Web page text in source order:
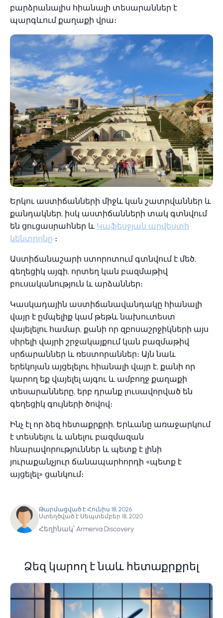
բարձրանալիս հիանալի տեսարաններ է
պարգևում քաղաքի վրա։
Երկու աստիճանների միջև կան շատրվաններ և
քանդակներ, իսկ աստիճանների տակ գտնվում
են ցուցասրահներ և Կաֆեսջյան արվեստի
կենտրոնը ։
Աստիճանաշարի ստորոտում գտնվում է մեծ,
գեղեցիկ այգի, որտեղ կան բազմաթիվ
բուսականություն և արձաններ։
Կասկադային աստիճանավանդակը հիանալի
վայր է ըմպելիք կամ թեթև նախուտեստ
վայելելու համար, քանի որ զբոսաշրջիկների այս
սիրելի վայրի շրջակայքում կան բազմաթիվ
սրճարաններ և ռեստորաններ։ Այն նաև
երեկոյան այցելելու հիանալի վայր է, քանի որ
կարող եք վայելել այգու և ամբողջ քաղաքի
տեսարանները, երբ դրանք լուսավորված են
գեղեցիկ գույների ծովով։
Ինչ էլ որ ձեզ հետաքրքրի, Երևանը առաջարկում
է տեսնելու և անելու բազմազան
հնարավորություններ և պետք է լինի
յուրաքանչյուր ճանապարհորդի «պետք է
այցելել» ցանկում։
Ստեղծված է Սեպտեմբեր 18, 2020
Թարմացված է Հունիս 18, 2026
Հեղինակ՝ Armenia Discovery
Ձեզ կարող է նաև հետաքրքրել